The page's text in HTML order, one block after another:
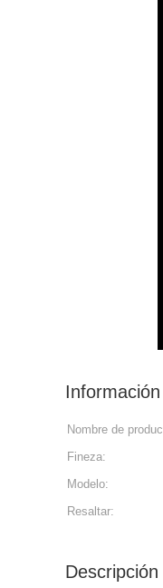
Nombre de
Fineza:
Modelo:
Resaltar: